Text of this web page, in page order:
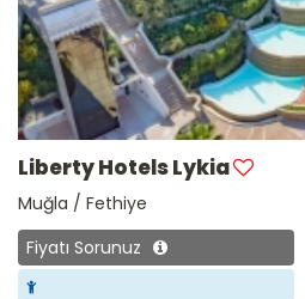
Liberty Hotels Lykia
Muğla / Fethiye
Fiyatı Sorunuz